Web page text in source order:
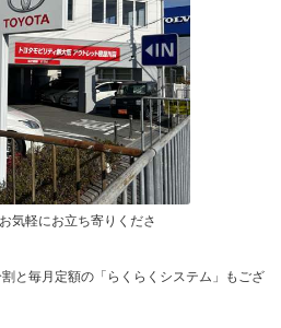
気軽にお立ち寄りくださ
と毎月定額の「らくらくシステム」もござ